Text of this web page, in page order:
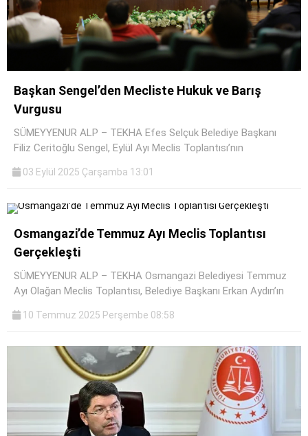
Başkan Sengel’den Mecliste Hukuk ve Barış
Vurgusu
SÜMEYYENUR ALP – TEKHA Efes Selçuk Belediye Başkanı
Filiz Ceritoğlu Sengel, Eylül Ayı Meclis Toplantısı’nın
03 Eylül 2025 Çarşamba 13:01
Osmangazi’de Temmuz Ayı Meclis Toplantısı
Gerçekleşti
SÜMEYYENUR ALP – TEKHA Osmangazi Belediyesi Temmuz
Ayı Olağan Meclis Toplantısı, Belediye Başkanı Erkan Aydın’ın
10 Temmuz 2025 Perşembe 08:58